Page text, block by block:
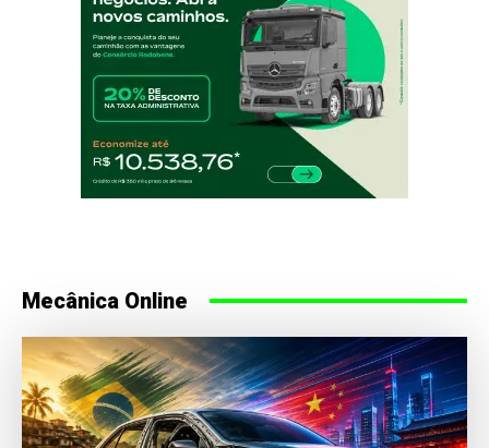
Mecânica Online